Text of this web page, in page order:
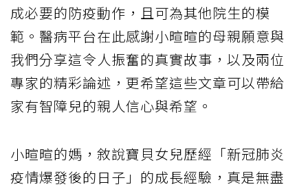
成必要的防疫動作，且可為其他院生的模
範。醫病平台在此感謝小暄暄的母親願意與
我們分享這令人振奮的真實故事，以及兩位
專家的精彩論述，更希望這些文章可以帶給
家有智障兒的親人信心與希望。
小暄暄的媽，敘說寶貝女兒歷經「新冠肺炎
疫情爆發後的日子」的成長經驗，真是無盡